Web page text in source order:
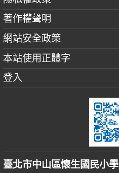
著作權聲明
網站安全政策
本站使用正體字
登入
臺北市中山區懷生國民小學